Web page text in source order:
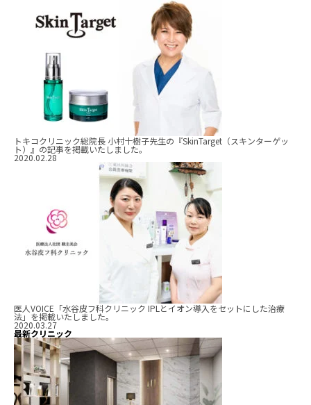
トキコクリニック総院長 小村十樹子先生の『SkinTarget（スキンターゲッ
ト）』の記事を掲載いたしました。
2020.02.28
医人VOICE「水谷皮フ科クリニック IPLとイオン導入をセットにした治療
法」を掲載いたしました。
2020.03.27
最新クリニック